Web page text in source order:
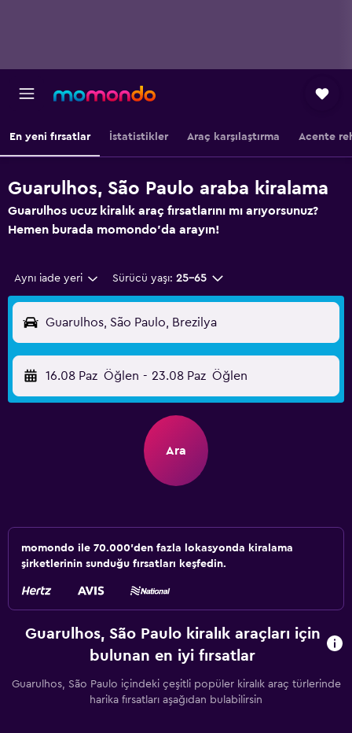
En yeni fırsatlar İstatistikler Araç karşılaştırma Acente
Guarulhos, São Paulo araba kiralama
Guarulhos ucuz kiralık araç fırsatlarını mı arıyorsunuz?
Hemen burada momondo'da arayın!
Aynı iade yeri Sürücü yaşı: 25-65
Guarulhos, São Paulo, Brezilya
16.08 Paz Öğlen - 23.08 Paz Öğlen
Ara
momondo ile 70.000'den fazla lokasyonda kiralama
şirketlerinin sunduğu fırsatları keşfedin.
Guarulhos, São Paulo kiralık araçları için
bulunan en iyi fırsatlar
Guarulhos, São Paulo içindeki çeşitli popüler kiralık araç türlerinde
harika fırsatları aşağıdan bulabilirsin